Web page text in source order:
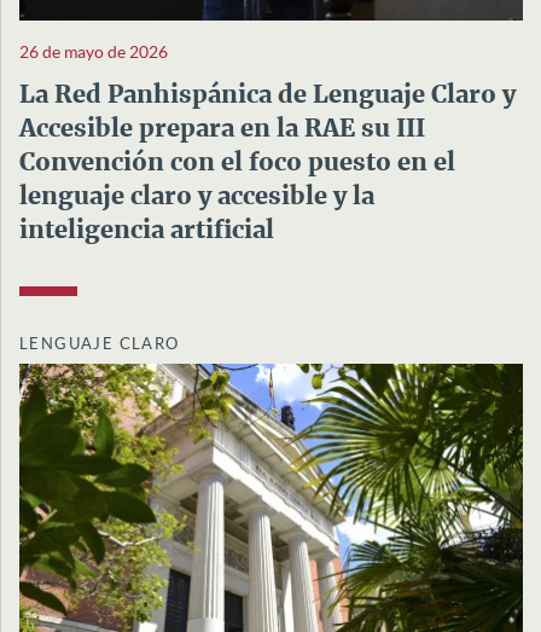
26 de mayo de 2026
La Red Panhispánica de Lenguaje Claro y
Accesible prepara en la RAE su III
Convención con el foco puesto en el
lenguaje claro y accesible y la
inteligencia artificial
LENGUAJE CLARO